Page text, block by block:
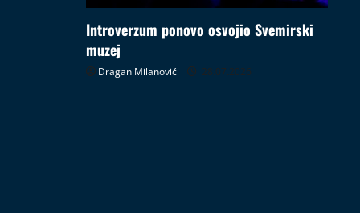
Introverzum ponovo osvojio Svemirski
muzej
Dragan Milanović 28.07.2026